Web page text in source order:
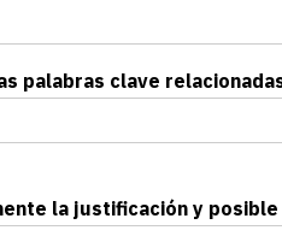
palabras clave
la justificación y